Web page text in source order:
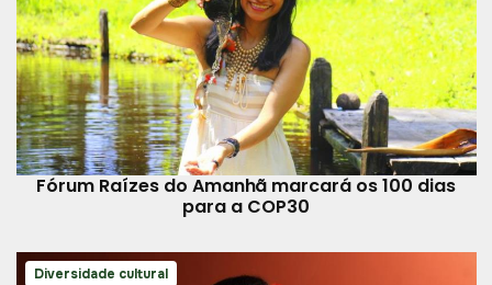
Fórum Raízes do Amanhã marcará os 100 dias
para a COP30
Diversidade cultural